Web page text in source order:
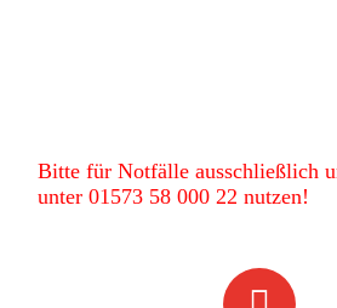
Bitte für Notfälle ausschließlich
unter 01573 58 000 22 nutzen!